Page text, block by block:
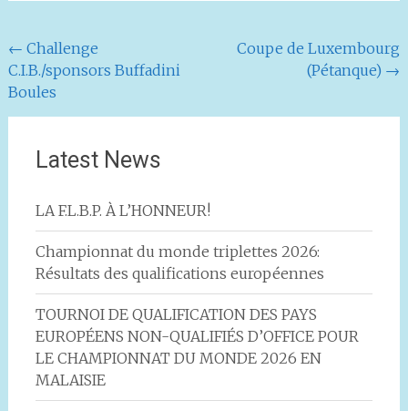
Navigation
de
l'article
← Challenge
C.I.B./sponsors Buffadini
Boules
Coupe de Luxembourg
(Pétanque) →
Latest News
LA F.L.B.P. À L’HONNEUR!
Championnat du monde triplettes 2026:
Résultats des qualifications européennes
TOURNOI DE QUALIFICATION DES PAYS
EUROPÉENS NON-QUALIFIÉS D’OFFICE POUR
LE CHAMPIONNAT DU MONDE 2026 EN
MALAISIE